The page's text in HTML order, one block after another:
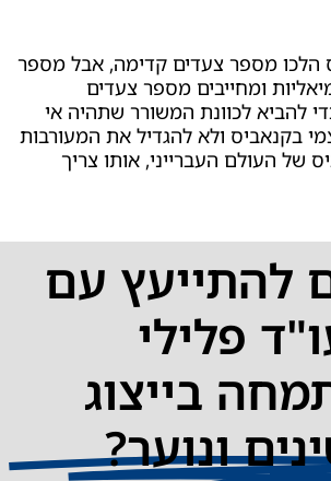
צעדים קדימה, אבל מספר
מספר צעדים
לכוונת המשורר שתהיה אי
ולא להגדיל את המעורבות
העברייני, אותו צריך
עם
פלילי
בייצוג
ונוער?